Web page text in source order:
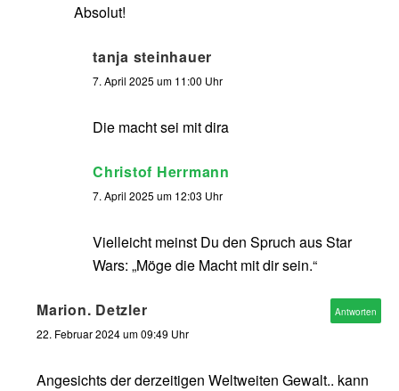
Absolut!
tanja steinhauer
7. April 2025 um 11:00 Uhr
Die macht sei mit dira
Christof Herrmann
7. April 2025 um 12:03 Uhr
Vielleicht meinst Du den Spruch aus Star
Wars: „Möge die Macht mit dir sein.“
Marion. Detzler
22. Februar 2024 um 09:49 Uhr
Angesichts der derzeitigen Weltweiten Gewalt.. kann
Antworten